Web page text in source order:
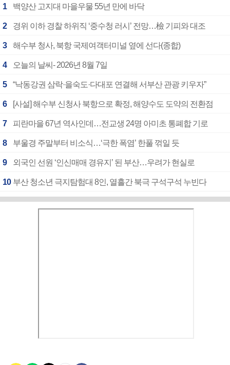
1 백양산 고지대 마을우물 55년 만에 바닥
2 경위 이하 경찰 하위직 ‘중수청 러시’ 전망…檢 기피와 대조
3 해수부 청사, 북항 국제여객터미널 옆에 선다(종합)
4 오늘의 날씨- 2026년 8월 7일
5 “낙동강권 삼락·을숙도·다대포 연결해 서부산 관광 키우자”
6 [사설] 해수부 신청사 북항으로 확정, 해양수도 도약의 전환점
7 피란마을 67년 역사인데…전교생 24명 아미초 통폐합 기로
8 부울경 주말부터 비소식…‘극한 폭염’ 한풀 꺾일 듯
9 외국인 선원 ‘인신매매 경유지’ 된 부산…우려가 현실로
10 부산 청소년 극지탐험대 8인, 열흘간 북극 구석구석 누빈다